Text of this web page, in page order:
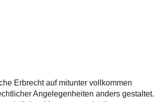
Erbrecht auf mitunter vollkommen
Angelegenheiten anders gestaltet.